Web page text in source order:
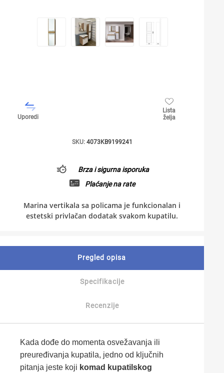
Uporedi
Lista
želja
SKU: 4073KB9199241
Brza i sigurna isporuka
Plaćanje na rate
Marina vertikala sa policama je funkcionalan i
estetski privlačan dodatak svakom kupatilu.
Pregled opisa
Specifikacije
Recenzije
Kada dođe do momenta osvežavanja ili
preuređivanja kupatila, jedno od ključnih
pitanja jeste koji komad kupatilskog